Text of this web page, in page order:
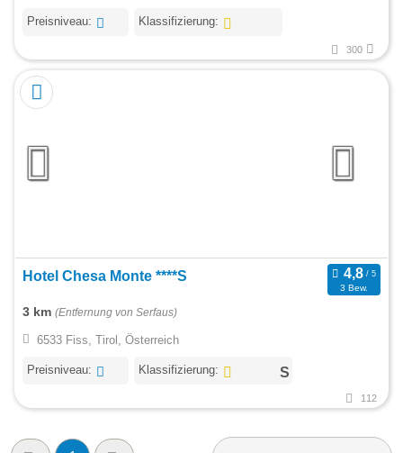
Preisniveau: Klassifizierung:
300
Hotel Chesa Monte ****S
3 Bew.
3 km (Entfernung von Serfaus)
6533 Fiss, Tirol, Österreich
Preisniveau: Klassifizierung:
112